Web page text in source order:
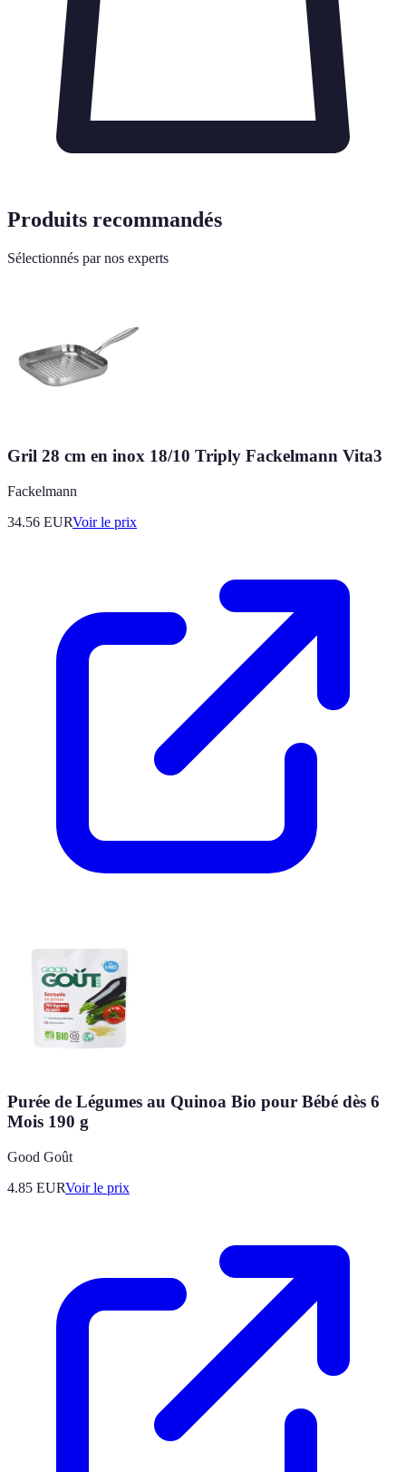
Produits recommandés
Sélectionnés par nos experts
Gril 28 cm en inox 18/10 Triply Fackelmann Vita3
Fackelmann
34.56 EURVoir le prix
Purée de Légumes au Quinoa Bio pour Bébé dès 6
Mois 190 g
Good Goût
4.85 EURVoir le prix